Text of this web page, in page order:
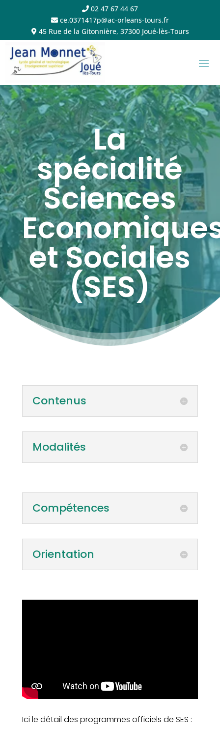
02 47 67 44 67
ce.0371417p@ac-orleans-tours.fr
45 Rue de la Gitonnière, 37300 Joué-lès-Tours
La
spécialité
Sciences
et Sociales
(SES)
Contenus
Modalités
Compétences
Orientation
Ici le détail des programmes officiels de SES :